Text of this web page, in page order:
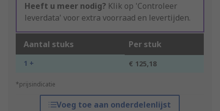
Heeft u meer nodig? Klik op 'Controleer
leverdata' voor extra voorraad en levertijden.
Aantal stuks Per stuk
1 + € 125,18
*prijsindicatie
Voeg toe aan onderdelenlijst